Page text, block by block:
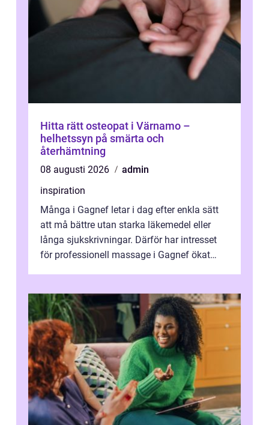
Hitta rätt osteopat i Värnamo –
helhetssyn på smärta och
återhämtning
08 augusti 2026
admin
inspiration
Många i Gagnef letar i dag efter enkla sätt
att må bättre utan starka läkemedel eller
långa sjukskrivningar. Därför har intresset
för professionell massage i Gagnef ökat